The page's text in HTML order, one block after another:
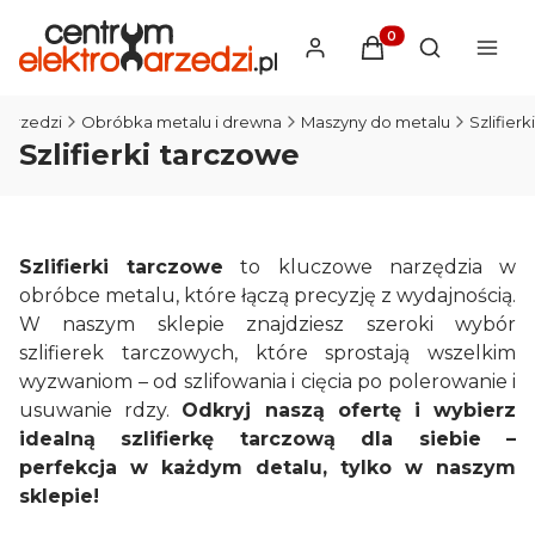
Produkty w
Otwórz
Obróbka metalu i drewna Maszyny do metalu Szlifierki
Szlifierki tarczowe
Szlifierki tarczowe to kluczowe narzędzia w
obróbce metalu, które łączą precyzję z wydajnością.
W naszym sklepie znajdziesz szeroki wybór
szlifierek tarczowych, które sprostają wszelkim
wyzwaniom – od szlifowania i cięcia po polerowanie i
usuwanie rdzy. Odkryj naszą ofertę i wybierz
idealną szlifierkę tarczową dla siebie –
perfekcja w każdym detalu, tylko w naszym
sklepie!